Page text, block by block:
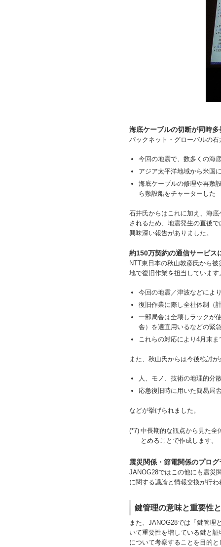
海底ケーブルの切断が同時
パックネット・グローバルの
今回の地震で、数多くの海
アジア太平洋地域から米国
海底ケーブルの修理や再敷
ら敷設船をチャーターした
石井氏からはこれに加え、海
されるため、地震発生の直後
興味深い報告がありました。
約150万契約の通信サービス
NTT東日本の秋山敦彦氏から
地で復旧作業を担当しています
今回の地震／津波などによ
復旧作業に際し全社体制（
一部局舎は全壊しラックが
舎）を適宜用いるなどの緊
これらの対応により4月末
また、秋山氏からは今後検討
人、モノ、技術の地理的分
応急復旧時に用いた簡易局
などが挙げられました。
(*7) 中長期的な観点から見た全
とめることで作成します。
震災関係・節電関係のプロ
JANOG28ではこの他にも震災
に関する議論と情報交換が行
鍵管理の意味と重要性
また、JANOG28では「鍵管理
いて重要性を増している鍵と
について考察することを目的